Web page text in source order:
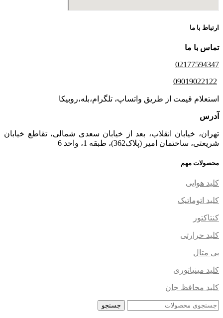
ارتباط با ما
تماس با ما
02177594347
09019022122
استعلام قیمت از طریق واتساپ، تلگرام،بله،روبیکا
آدرس
تهران، خیابان انقلاب، بعد از خیابان سعدی شمالی، تقاطع خیابان
شریعتی، ساختمان امیر (پلاک362)، طبقه 1، واحد 6
محصولات مهم
کلید هوایی
کلید اتوماتیک
کنتاکتور
کلید حرارتی
بی متال
کلید مینیاتوری
کلید محافظ جان
جستجو